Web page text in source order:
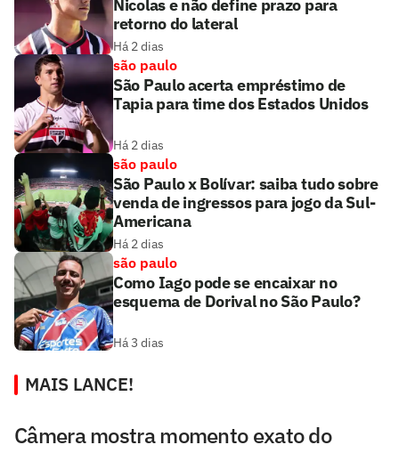
Nicolas e não define prazo para
retorno do lateral
Há 2 dias
são paulo
São Paulo acerta empréstimo de
Tapia para time dos Estados Unidos
Há 2 dias
são paulo
São Paulo x Bolívar: saiba tudo sobre
venda de ingressos para jogo da Sul-
Americana
Há 2 dias
são paulo
Como Iago pode se encaixar no
esquema de Dorival no São Paulo?
Há 3 dias
MAIS LANCE!
Câmera mostra momento exato do